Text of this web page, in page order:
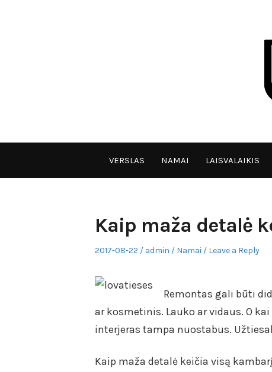
VPULF
VERSLAS NAMAI LAISVALAIKIS
Kaip maža detalė
Posted
2017-08-22 Author
admin
Posted
Namai Leave a Reply
Remontas gali būti
ar kosmetinis. Lauko ar vidaus. O
interjeras tampa nuostabus.
Kaip maža detalė keičia visą